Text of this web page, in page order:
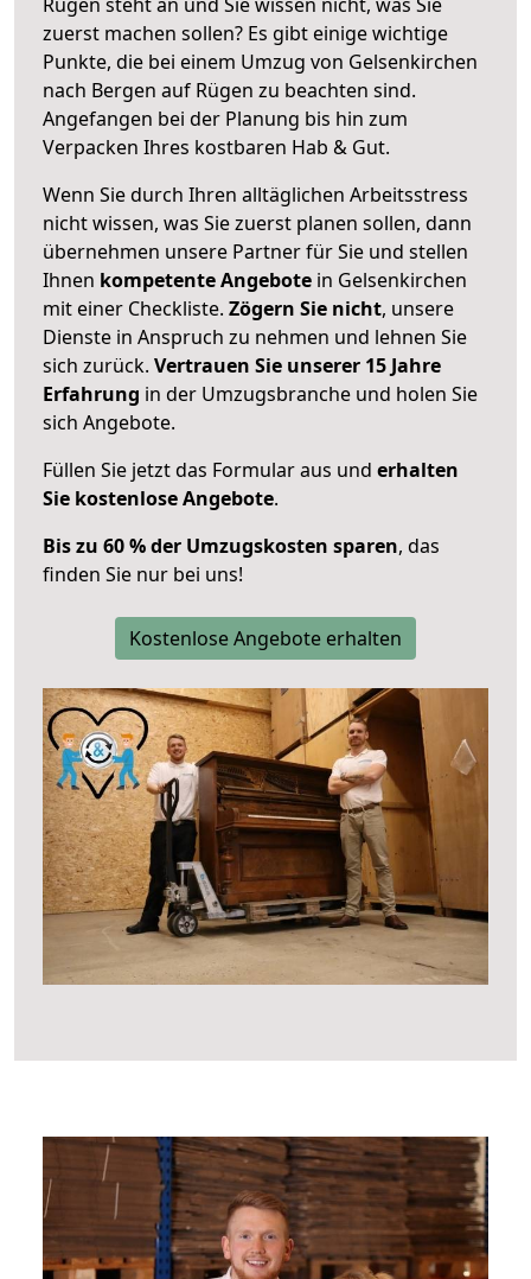
zuerst machen sollen? Es gibt einige wichtige
Punkte, die bei einem Umzug von Gelsenkirchen
nach Bergen auf Rügen zu beachten sind.
Angefangen bei der Planung bis hin zum
Verpacken Ihres kostbaren Hab & Gut.
Wenn Sie durch Ihren alltäglichen Arbeitsstress
nicht wissen, was Sie zuerst planen sollen, dann
übernehmen unsere Partner für Sie und stellen
Ihnen kompetente Angebote in Gelsenkirchen
mit einer Checkliste. Zögern Sie nicht, unsere
Dienste in Anspruch zu nehmen und lehnen Sie
sich zurück. Vertrauen Sie unserer 15 Jahre
Erfahrung in der Umzugsbranche und holen Sie
sich Angebote.
Füllen Sie jetzt das Formular aus und erhalten
Sie kostenlose Angebote.
Bis zu 60 % der Umzugskosten sparen, das
finden Sie nur bei uns!
Kostenlose Angebote erhalten